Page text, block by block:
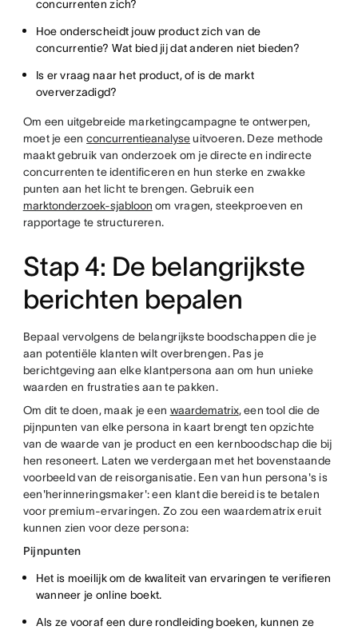
concurrenten zich?
Hoe onderscheidt jouw product zich van de
concurrentie? Wat bied jij dat anderen niet bieden?
Is er vraag naar het product, of is de markt
oververzadigd?
Om een uitgebreide marketingcampagne te ontwerpen,
moet je eenconcurrentieanalyseuitvoeren. Deze methode
maakt gebruik van onderzoek om je directe en indirecte
concurrenten te identificeren en hun sterke en zwakke
punten aan het licht te brengen. Gebruik een
marktonderzoek-sjabloon om vragen, steekproeven en
rapportage te structureren.
Stap 4: De belangrijkste
berichten bepalen
Bepaal vervolgens de belangrijkste boodschappen die je
aan potentiële klanten wilt overbrengen. Pas je
berichtgeving aan elke klantpersona aan om hun unieke
waarden en frustraties aan te pakken.
Om dit te doen, maak je een waardematrix, een tool die de
pijnpunten van elke persona in kaart brengt ten opzichte
van de waarde van je product en een kernboodschap die bij
hen resoneert. Laten we verdergaan met het bovenstaande
voorbeeld van de reisorganisatie. Een van hun persona's is
een'herinneringsmaker': een klant die bereid is te betalen
voor premium-ervaringen. Zo zou een waardematrix eruit
kunnen zien voor deze persona:
Pijnpunten
Het is moeilijk om de kwaliteit van ervaringen te verifieren
wanneer je online boekt.
Als ze vooraf een dure rondleiding boeken, kunnen ze